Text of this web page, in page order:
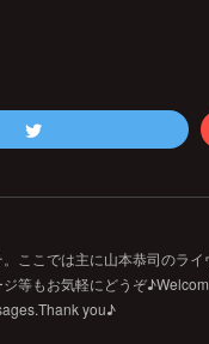
ここでは主に山本恭司のラ
等もお気軽にどうぞ
you♪